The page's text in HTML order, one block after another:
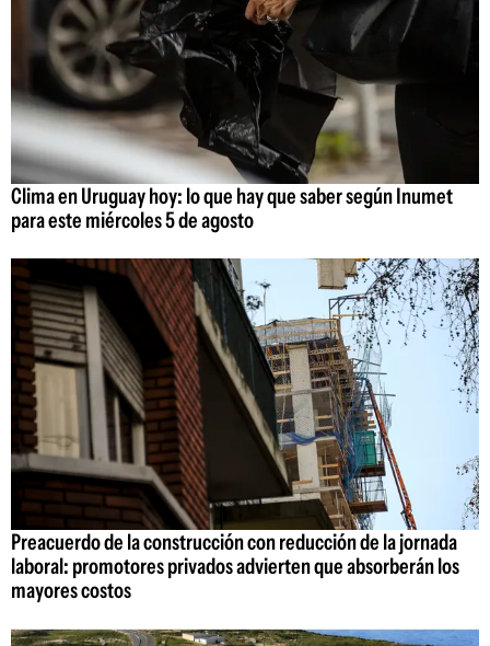
Clima en Uruguay hoy: lo que hay que saber según Inumet
para este miércoles 5 de agosto
Preacuerdo de la construcción con reducción de la jornada
laboral: promotores privados advierten que absorberán los
mayores costos